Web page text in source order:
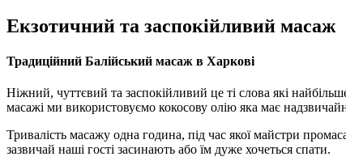
Екзотичний та заспокійливий масаж
Традиційний Балійський масаж в Харкові
Ніжний, чуттєвий та заспокійливий це ті слова які
масажі ми використовуємо кокосову олію яка має
Тривалість масажу одна година, під час якої майстри
зазвичай наші гості засинають або їм дуже хочеться спати.